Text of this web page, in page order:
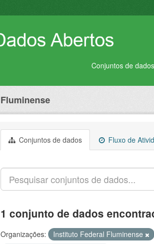
Conjuntos de dados
Conjuntos de dados Fluxo de
1 conjunto de dados
Organizações: Instituto Federal Fluminense